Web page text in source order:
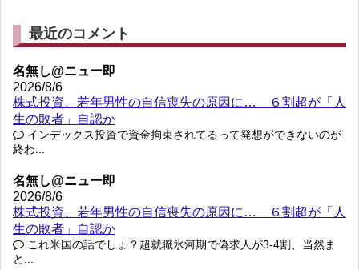
最近のコメント
名無し@ニュー即
2026/8/6
株式投資、若年男性の自信喪失の原因に… ６割超が「人
生の敗者」自認か
インデックス投資で資金拘束されてるって発想ができないのが
終わ...
名無し@ニュー即
2026/8/6
株式投資、若年男性の自信喪失の原因に… ６割超が「人
生の敗者」自認か
これ米国の話でしょ？超就職氷河期で偽求人が3-4割、当然ま
と...